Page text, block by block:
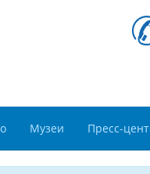
Музеи Пресс-